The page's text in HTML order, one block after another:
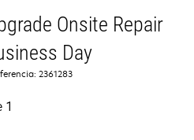
Onsite Repair
Day
2361283